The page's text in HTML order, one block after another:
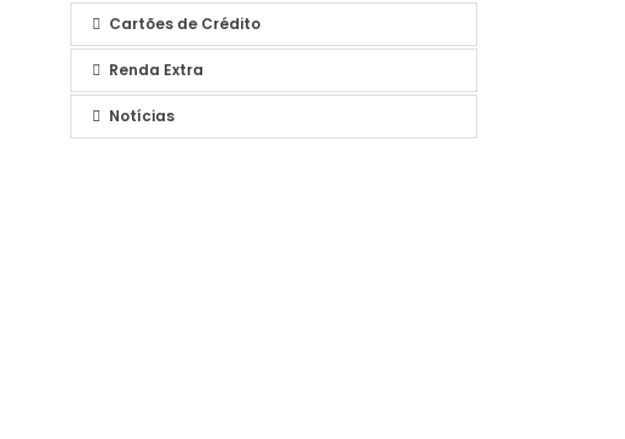
Cartões de Crédito
Renda Extra
Notícias